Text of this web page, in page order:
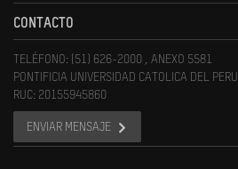
CONTACTO
TELÉFONO: (51) 626-2000 , ANEXO 5581
PONTIFICIA UNIVERSIDAD CATOLICA DEL PERU
RUC: 20155945860
ENVIAR MENSAJE